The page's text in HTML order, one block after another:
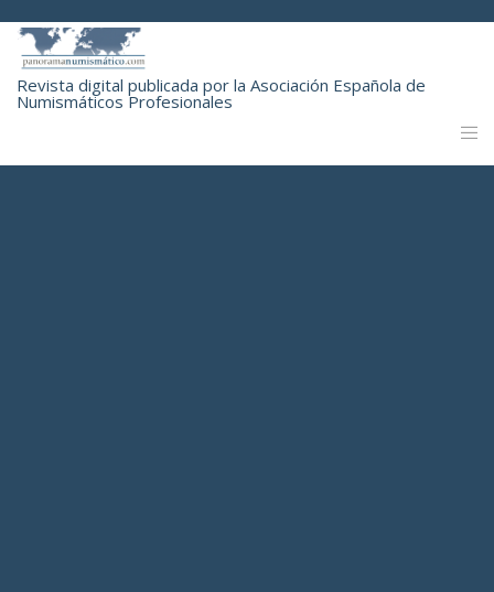
Revista digital publicada por la Asociación Española de
Numismáticos Profesionales